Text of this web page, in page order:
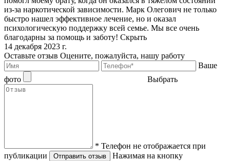
из-за наркотической зависимости. Марк Олегович не только
быстро нашел эффективное лечение, но и оказал
психологическую поддержку всей семье. Мы все очень
благодарны за помощь и заботу! Скрыть
14 декабря 2023 г.
Оставьте отзыв Оцените, пожалуйста, нашу работу
Ваше
фото
Выбрать
* Телефон не отображается при
публикации
Отправить отзыв
Нажимая на кнопку